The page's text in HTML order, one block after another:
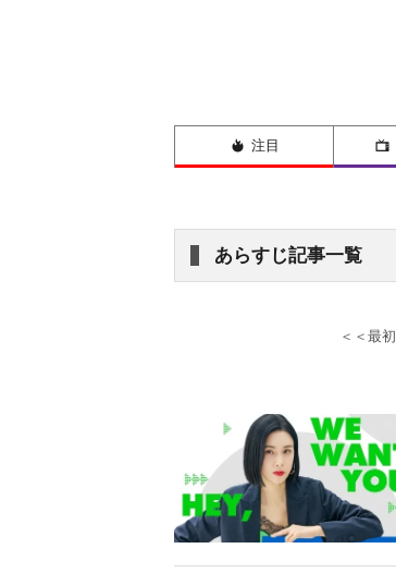
注目
あらすじ記事一覧
＜＜最初